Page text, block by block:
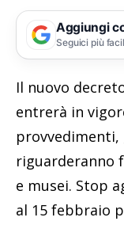
Aggiungi
Seguici più
Il nuovo
entrerà in
riguarderanno
e musei. Stop
al 15 febbraio